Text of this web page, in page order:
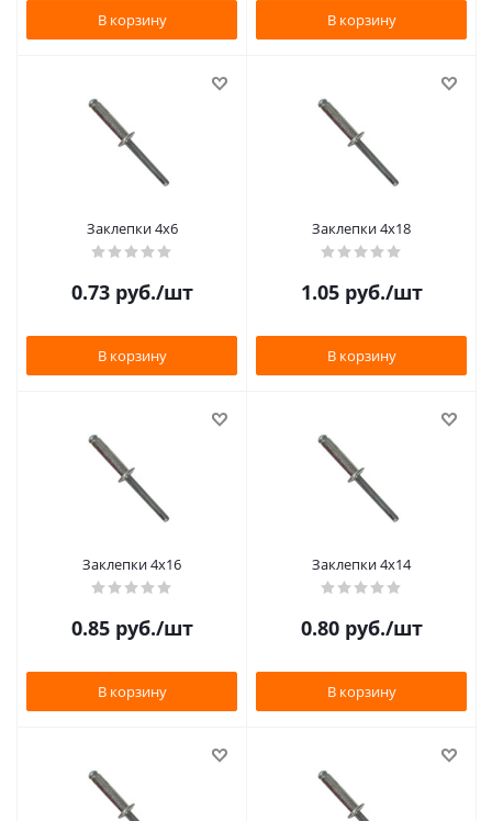
В корзину В корзину
Заклепки 4х6
0.73руб./шт
В корзину
Заклепки 4х18
1.05руб./шт
В корзину
Заклепки 4х16
0.85руб./шт
В корзину
Заклепки 4х14
0.80руб./шт
В корзину